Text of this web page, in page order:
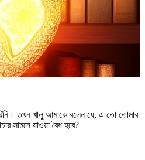
তখন খালু আমাকে বলেন যে, এ তো তোমার
সামনে যাওয়া বৈধ হবে?